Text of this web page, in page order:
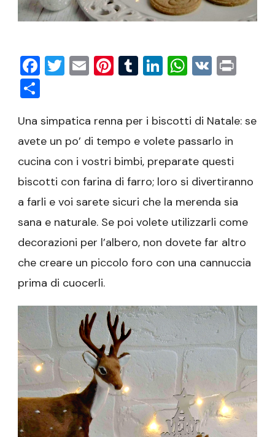
Facebook
Twitter
EmailPinterest
Tumblr
LinkedIn
VK
Una simpatica renna per i biscotti di Natale: se
avete un po’ di tempo e volete passarlo in
cucina con i vostri bimbi, preparate questi
biscotti con farina di farro; loro si divertiranno
a farli e voi sarete sicuri che la merenda sia
sana e naturale. Se poi volete utilizzarli come
decorazioni per l’albero, non dovete far altro
che creare un piccolo foro con una cannuccia
prima di cuocerli.